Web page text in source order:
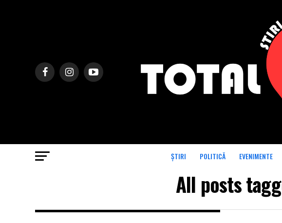
ȘTIRI POLITICĂ EVENIMENTE
All posts